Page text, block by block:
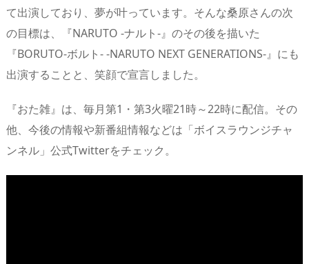
て出演しており、夢が叶っています。そんな桑原さんの次
の目標は、『NARUTO -ナルト-』のその後を描いた
『BORUTO-ボルト- -NARUTO NEXT GENERATIONS-』にも
出演することと、笑顔で宣言しました。
『おた雑』は、毎月第1・第3火曜21時～22時に配信。その
他、今後の情報や新番組情報などは「ボイスラウンジチャ
ンネル」公式Twitterをチェック。